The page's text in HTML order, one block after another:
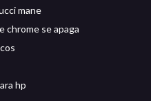
mane
chrome se apaga
hp